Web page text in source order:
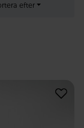
efter